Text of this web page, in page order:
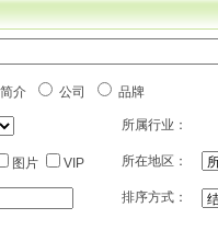
简介 公司 品牌
所属行业：
图片 VIP 所在地区：
排序方式：